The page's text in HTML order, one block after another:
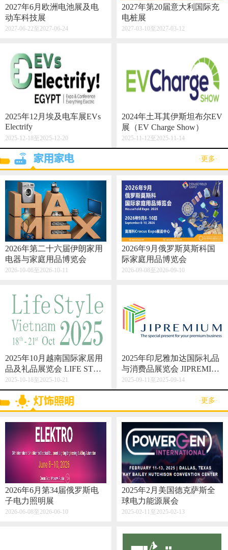
2027年6月欧洲电池展及电
动车科技展
2027-06-22至2027-06-24
2027年第20届意大利国际充
电桩展
2027-03-10至2027-03-12
2025年12月埃及电车展EVs
Electrify
2025-12-18至2025-12-20
2024年土耳其伊斯坦布尔EV
展（EV Charge Show）
2025-11-12至2025-11-14
·更多·
2026年第二十六届伊朗家用
电器与家庭用品博览会
2026-10-08至2026-10-11
2026年9月俄罗斯莫斯科国
际家庭用品博览会
2026-09-08至2026-09-10
2025年10月越南国际家居用
品及礼品展览会 LIFE STYL
E VIETNAM 2025
2025-10-18至2025-10-21
2025年印尼雅加达国际礼品
与消费品展览会 JIPREMIU
M
2025-09-11至2025-09-14
·更多·
2026年6月第34届俄罗斯电
子电力照明展
2026-06-08至2026-06-10
2025年2月美国德克萨斯全
球电力能源展会
2025-02-11至2025-02-13